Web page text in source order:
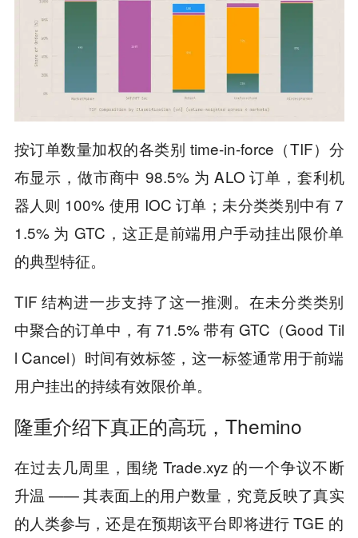
按订单数量加权的各类别 time-in-force（TIF）分
布显示，做市商中 98.5% 为 ALO 订单，套利机
器人则 100% 使用 IOC 订单；未分类类别中有 7
1.5% 为 GTC，这正是前端用户手动挂出限价单
的典型特征。
TIF 结构进一步支持了这一推测。在未分类类别
中聚合的订单中，有 71.5% 带有 GTC（Good Til
l Cancel）时间有效标签，这一标签通常用于前端
用户挂出的持续有效限价单。
隆重介绍下真正的高玩，Themino
在过去几周里，围绕 Trade.xyz 的一个争议不断
升温 —— 其表面上的用户数量，究竟反映了真实
的人类参与，还是在预期该平台即将进行 TGE 的